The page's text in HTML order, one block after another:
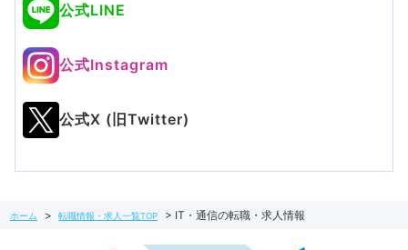
公式LINE
公式Instagram
公式X (旧Twitter)
ホーム 転職情報・求人一覧TOP IT・通信の転職・求人情報